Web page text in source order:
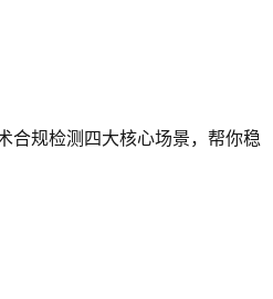
合规检测四大核心场景，帮你稳